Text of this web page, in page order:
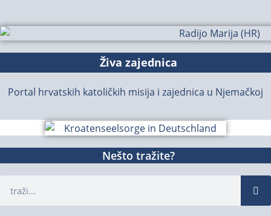
Živa zajednica
Portal hrvatskih katoličkih misija i zajednica u Njemačkoj
Nešto tražite?